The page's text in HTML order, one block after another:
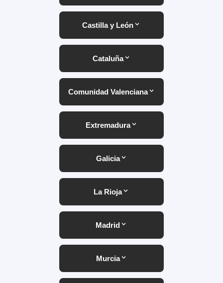
Castilla y León
Cataluña
Comunidad Valenciana
Extremadura
Galicia
La Rioja
Madrid
Murcia